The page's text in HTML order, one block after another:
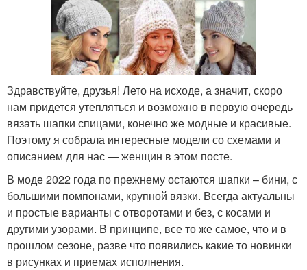
Здравствуйте, друзья! Лето на исходе, а значит, скоро
нам придется утепляться и возможно в первую очередь
вязать шапки спицами, конечно же модные и красивые.
Поэтому я собрала интересные модели со схемами и
описанием для нас — женщин в этом посте.
В моде 2022 года по прежнему остаются шапки – бини, с
большими помпонами, крупной вязки. Всегда актуальны
и простые варианты с отворотами и без, с косами и
другими узорами. В принципе, все то же самое, что и в
прошлом сезоне, разве что появились какие то новинки
в рисунках и приемах исполнения.